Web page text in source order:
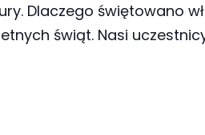
Dlaczego świętowano
świąt. Nasi